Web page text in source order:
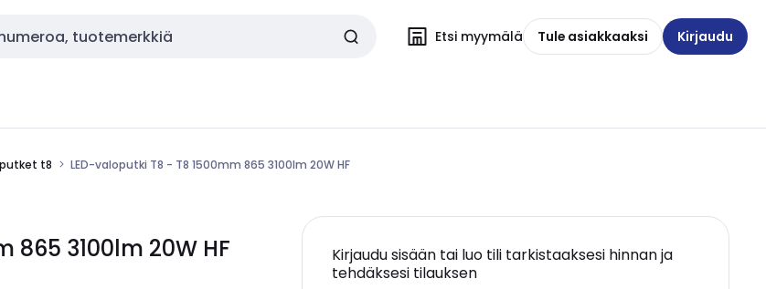
Etsi myymälä Tule asiakkaaksi Kirjaudu
t8 LED-valoputki T8 - T8 1500mm 865 3100lm 20W HF
865 3100lm 20W HF
Kirjaudu sisään tai luo tili tarkistaaksesi hinnan ja
tehdäksesi tilauksen